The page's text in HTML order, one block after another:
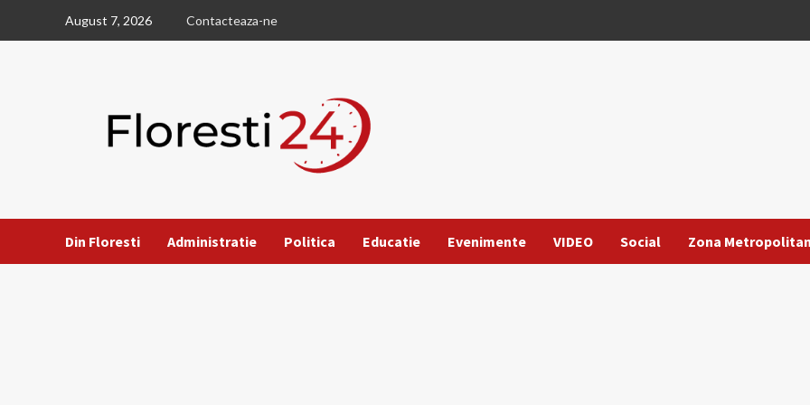
August 7, 2026 Contacteaza-ne
Din Floresti Administratie Politica Educatie Evenimente VIDEO Social Zona